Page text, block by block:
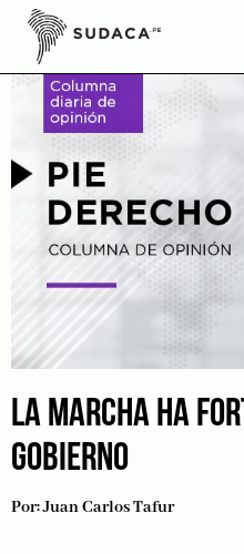
Skip
content
LA MARCHA HA
GOBIERNO
Por:Juan Carlos Tafur